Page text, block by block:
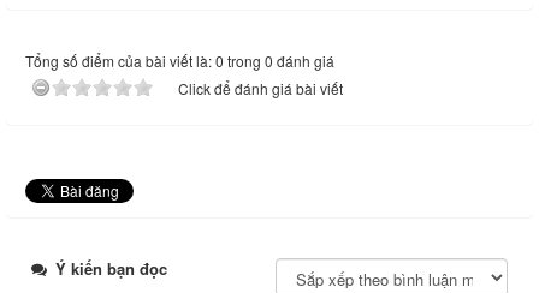
Tổng số điểm của bài viết là: 0 trong 0 đánh giá
Click để đánh giá bài viết
Ý kiến bạn đọc